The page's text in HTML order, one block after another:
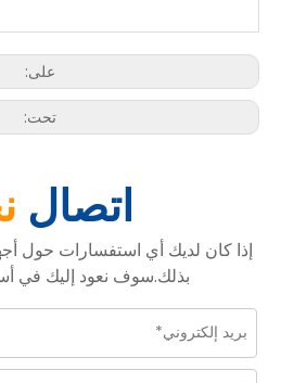
على:
تحت:
اتصال
إذا كان لديك أي استفسارات حول
بذلك.سوف نعود إليك في